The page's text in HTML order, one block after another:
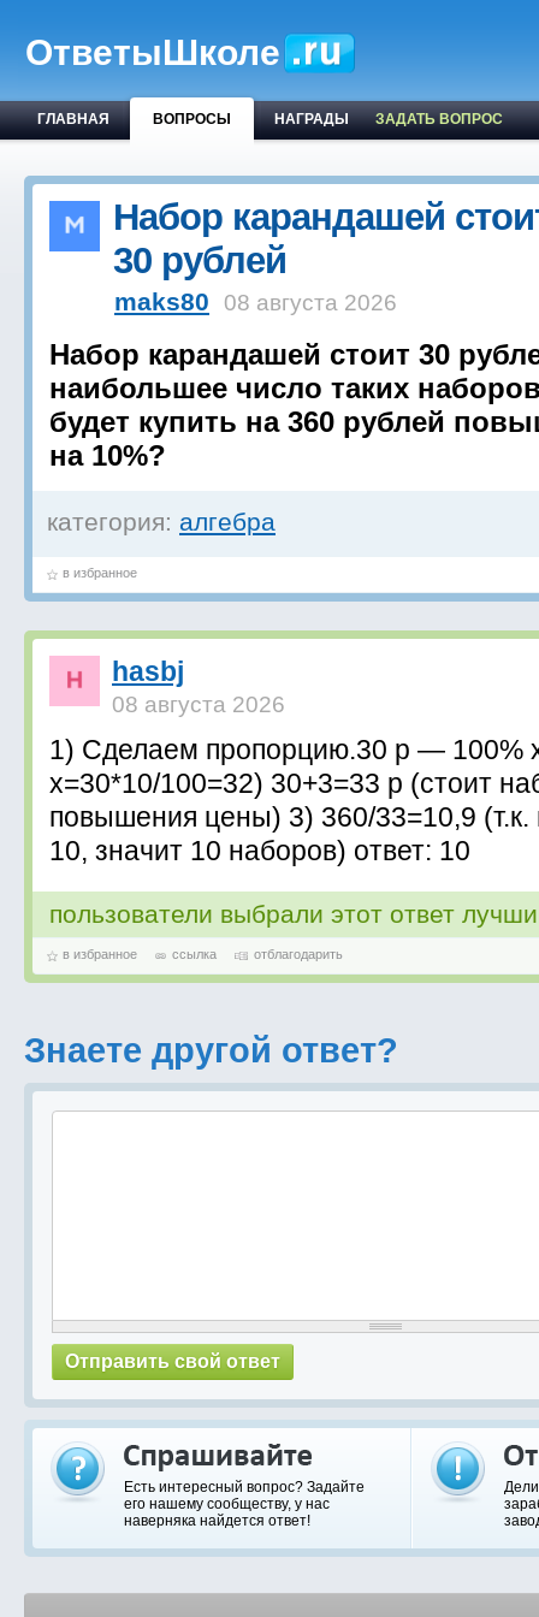
ОтветыШколе
ГЛАВНАЯ ВОПРОСЫ НАГРАДЫ ЗАДАТЬ ВОПРОС
Набор карандашей
30 рублей
maks80 08 августа 2026
Набор карандашей стоит 30
наибольшее число таких
будет купить на 360 рублей
на 10%?
категория: алгебра
в избранное
hasbj
08 августа 2026
1) Сделаем пропорцию.30 р — 100%
х=30*10/100=32) 30+3=33 р (стоит
повышения цены) 3) 360/33=10,9 (т.к.
10, значит 10 наборов) ответ: 10
пользователи выбрали этот ответ
в избранное ссылка отблагодарить
Знаете другой ответ?
Есть интересный вопрос? Задайте
его нашему сообществу, у нас
наверняка найдется ответ!